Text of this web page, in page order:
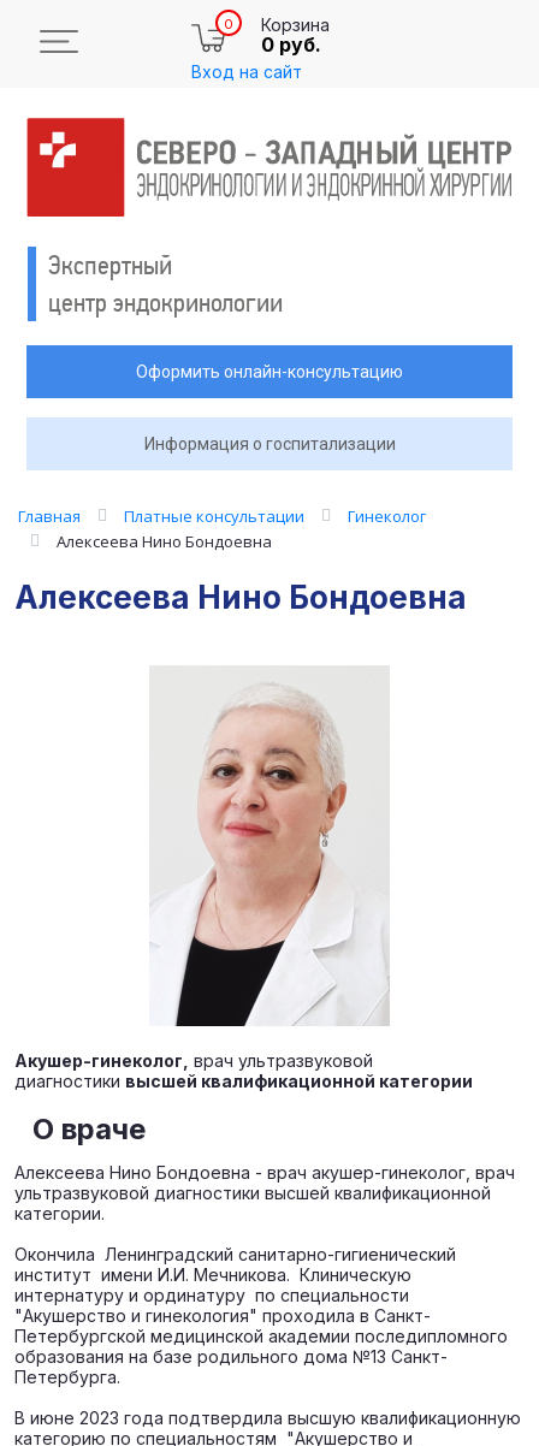
0 Корзина
0 руб.
Вход на сайт
Экспертный
центр эндокринологии
Оформить онлайн-консультацию
Информация о госпитализации
Главная Платные консультации
Гинеколог
Алексеева Нино Бондоевна
Алексеева Нино Бондоевна
Акушер-гинеколог, врач ультразвуковой
диагностики высшей квалификационной категории
О враче
Алексеева Нино Бондоевна - врач акушер-гинеколог, врач
ультразвуковой диагностики высшей квалификационной
категории.
Окончила Ленинградский санитарно-гигиенический
институт имени И.И. Мечникова. Клиническую
интернатуру и ординатуру по специальности
"Акушерство и гинекология" проходила в Санкт-
Петербургской медицинской академии последипломного
образования на базе родильного дома №13 Санкт-
Петербурга.
В июне 2023 года подтвердила высшую квалификационную
категорию по специальностям "Акушерство и